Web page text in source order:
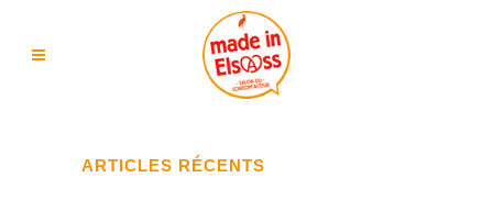
ARTICLES RÉCENTS